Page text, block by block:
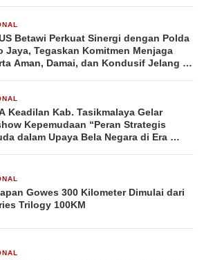
Betawi Perkuat Sinergi dengan Polda
Jaya, Tegaskan Komitmen Menjaga
Aman, Damai, dan Kondusif Jelang
Keadilan Kab. Tasikmalaya Gelar
Kepemudaan “Peran Strategis
dalam Upaya Bela Negara di Era
Gowes 300 Kilometer Dimulai dari
Trilogy 100KM